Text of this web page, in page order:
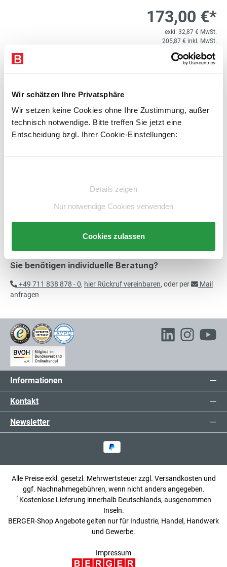
Wir schätzen Ihre Privatsphäre
Wir setzen keine Cookies ohne Ihre Zustimmung, außer
technisch notwendige. Bitte treffen Sie jetzt eine
Entscheidung bzgl. Ihrer Cookie-Einstellungen:
Details zeigen
Nur notwendige Cookies verwenden
Cookies zulassen
173,00 €*
exkl. 32,87 € MwSt.
205,87 € inkl. MwSt.
Lieferzeit 20 Werktage
Produkt Anzahl: Gib den gewünschten
Artikelnummer:E1613805-BS
Sie benötigen individuelle Beratung?
+49 711 838 878 - 0, hier Rückruf vereinbaren, oder per
Mail
anfragen
Informationen
Kontakt
Newsletter
Alle Preise exkl. gesetzl. Mehrwertsteuer zzgl. Versandkosten und
ggf. Nachnahmegebühren, wenn nicht anders angegeben.
1 Kostenlose Lieferung innerhalb Deutschlands, ausgenommen
Inseln.
BERGER-Shop Angebote gelten nur für Industrie, Handel, Handwerk
und Gewerbe.
Impressum